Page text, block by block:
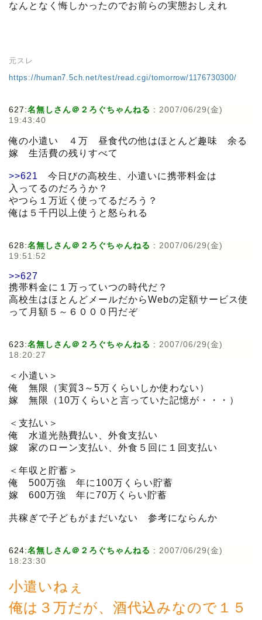
なんとなく悔しかったのでお前らの実態おしえれ
元スレ
https://human7.5ch.net/test/read.cgi/tomorrow/1176730300/
627:名無しさん＠２ろぐちゃんねる : 2007/06/29(金)
19:43:40
俺の小遣い ４万 昼食代の他はほとんど趣味 余る
嫁 生活費の残りすべて
>>621
今日びの高校生、小遣いに携帯料金は
入ってるのだろうか？
やつら１万近く使ってるだろう？
俺は５千円以上使うと怒られる
628:名無しさん＠２ろぐちゃんねる : 2007/06/29(金)
19:51:52
>>627
携帯料金に１万っていつの時代だ？
高校生はほとんどメールだからWebの定額サービス使
って月額５～６０００円だぞ
623:名無しさん＠２ろぐちゃんねる : 2007/06/29(金)
18:20:27
＜小遣い＞
俺 無限（実質3～5万くらいしか使わない）
嫁 無限（10万くらいと言っていた記憶が・・・）
＜支払い＞
俺 水道光熱費払い、外食支払い
嫁 家のローン支払い、外食５回に１回支払い
＜年収と貯蓄＞
俺 500万強 年に100万くらい貯蓄
嫁 600万強 年に70万くらい貯蓄
共稼ぎで子どもがまだいない 参考にならんか
624:名無しさん＠２ろぐちゃんねる : 2007/06/29(金)
18:23:30
小遣いねぇ
俺は３万だが、酒代込みなので１５